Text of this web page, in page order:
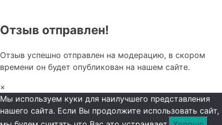
Отзыв отправлен!
Отзыв успешно отправлен на модерацию, в скором
времени он будет опубликован на нашем сайте.
×
Мы используем куки для наилучшего представления
нашего сайта. Если Вы продолжите использовать сайт,